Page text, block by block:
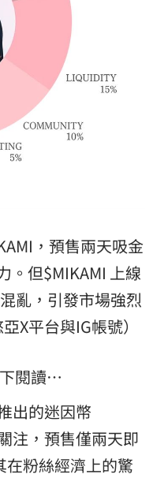
，預售兩天吸金
。但$MIKAMI 上線
亂，引發市場強烈
X平台與IG帳號）
閱讀…
出的迷因幣
注，預售僅兩天即
在粉絲經濟上的驚